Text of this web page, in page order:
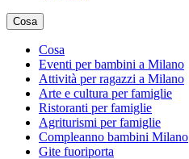
Cosa
Cosa
Eventi per bambini a Milano
Attività per ragazzi a Milano
Arte e cultura per famiglie
Ristoranti per famiglie
Agriturismi per famiglie
Compleanno bambini Milano
Gite fuoriporta